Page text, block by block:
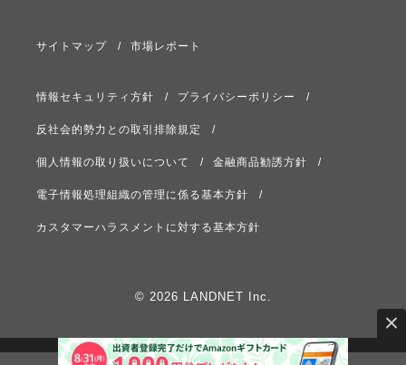
サイトマップ 市場レポート
情報セキュリティ方針 プライバシーポリシー
反社会的勢力との取引排除規定
個人情報の取り扱いについて 金融商品勧誘方針
電子情報処理組織の管理に係る基本方針
カスタマーハラスメントに対する基本方針
© 2026 LANDNET Inc.